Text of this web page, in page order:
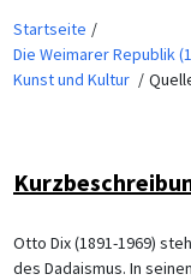
Startseite
Die Weimarer Republik
Kunst und Kultur
Otto Dix (1891-1969)
des Dadaismus. In